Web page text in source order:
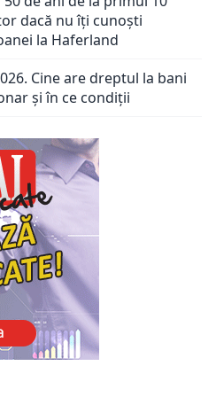
dacă nu îţi cunoşti
la Haferland
Cine are dreptul la bani
și în ce condiții